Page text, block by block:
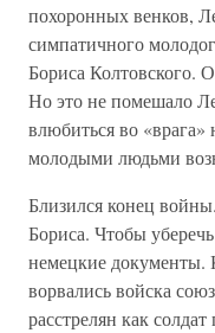
похоронных венков,
симпатичного
Бориса Колтовского.
Но это не помешало
влюбиться во
молодыми людьми
Близился конец
Бориса. Чтобы
немецкие документы.
ворвались войска
расстрелян как